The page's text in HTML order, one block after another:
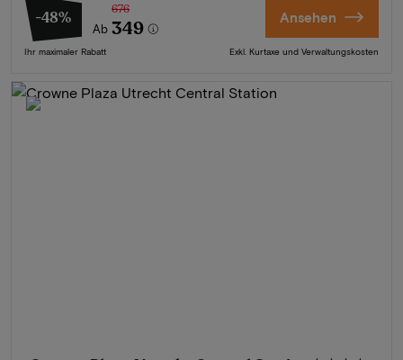
-48%
Ab
676
349
Ihr maximaler Rabatt
Ansehen
Exkl. Kurtaxe und Verwaltungskosten